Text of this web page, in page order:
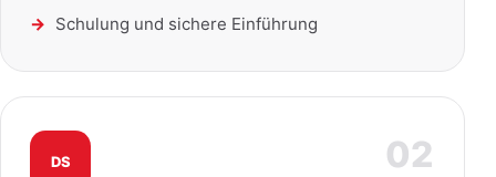
Schulung und sichere Einführung
02
DS